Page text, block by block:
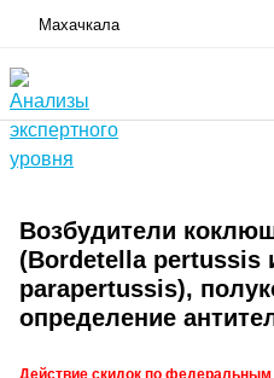
Махачкала
Возбудители
(Bordetella pertussis
parapertussis),
определение
Действие скидок по